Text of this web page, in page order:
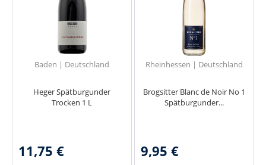
Baden | Deutschland
Heger Spätburgunder
Trocken 1 L
11,75 €
Rheinhessen | Deutschland
Brogsitter Blanc de Noir No 1
Spätburgunder...
9,95 €